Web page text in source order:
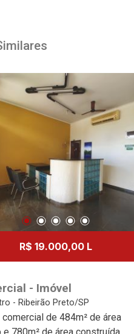
R$ 19.000,00 L
- Imóvel
- Ribeirão Preto/SP
de 484m² de área